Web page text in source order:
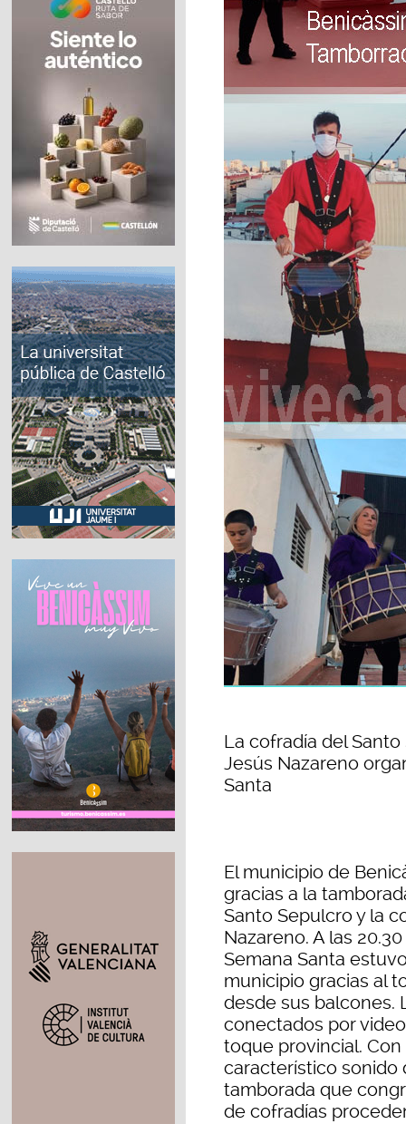
La cofradía del
Jesús Nazareno
Santa
El municipio de
gracias a la
Santo Sepulcro y la
Nazareno. A las
Semana Santa
municipio gracias al
desde sus balcones.
conectados por
toque provincial.
característico sonido
tamborada que
de cofradías